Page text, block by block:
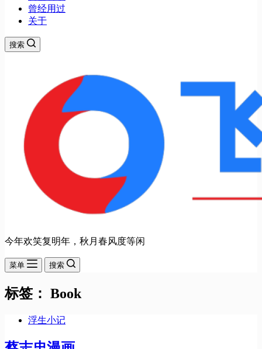
曾经用过
关于
搜索
今年欢笑复明年，秋月春风度等闲
菜单 搜索
标签： Book
浮生小记